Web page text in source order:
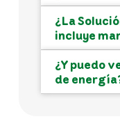
¿La
incluye
¿Y puedo
de